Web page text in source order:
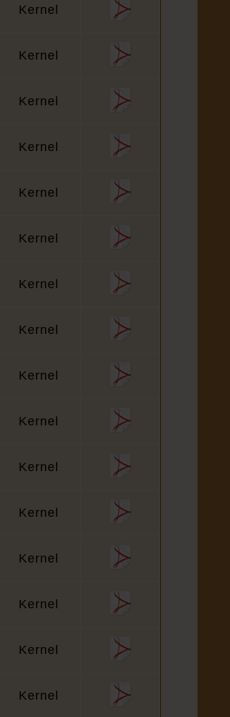
Kernel
Kernel
Kernel
Kernel
Kernel
Kernel
Kernel
Kernel
Kernel
Kernel
Kernel
Kernel
Kernel
Kernel
Kernel
Kernel